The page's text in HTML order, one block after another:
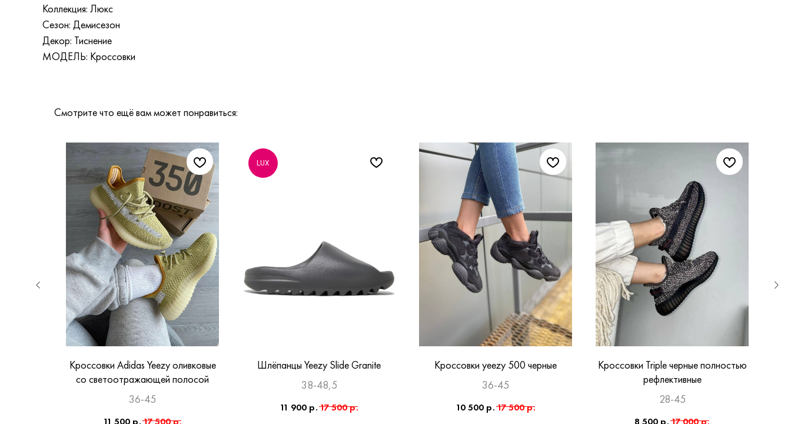
Коллекция: Люкс
Сезон: Демисезон
Декор: Тиснение
МОДЕЛЬ: Кроссовки
Смотрите что ещё вам может понравиться:
Кроссовки Adidas Yeezy оливковые
со светоотражающей полосой
36-45
11 500 р.17 500р.
LUX
Шлёпанцы Yeezy Slide Granite
38-48,5
11 900 р.17 500р.
Кроссовки yeezy 500 черные
36-45
10 500 р.17 500р.
Кроссовки Triple черные полностью
рефлективные
28-45
8 500 р.17 000р.